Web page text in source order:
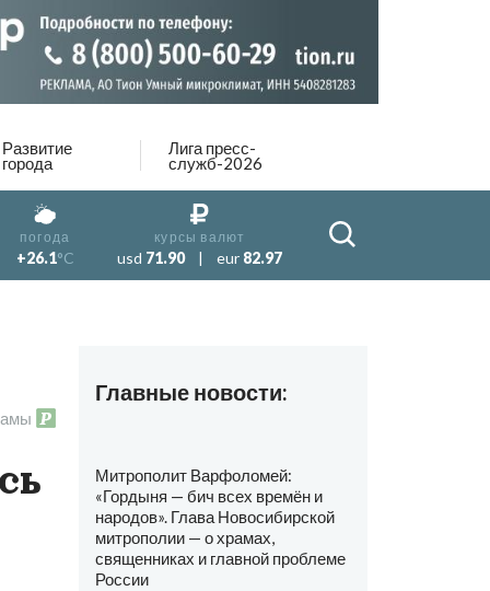
Развитие
города
Лига пресс-
служб-2026
погода
+26.1°C
курсы валют
usd 71.90 | eur 82.97
Главные новости:
Митрополит Варфоломей:
«Гордыня — бич всех времён и
народов». Глава Новосибирской
митрополии — о храмах,
священниках и главной проблеме
России